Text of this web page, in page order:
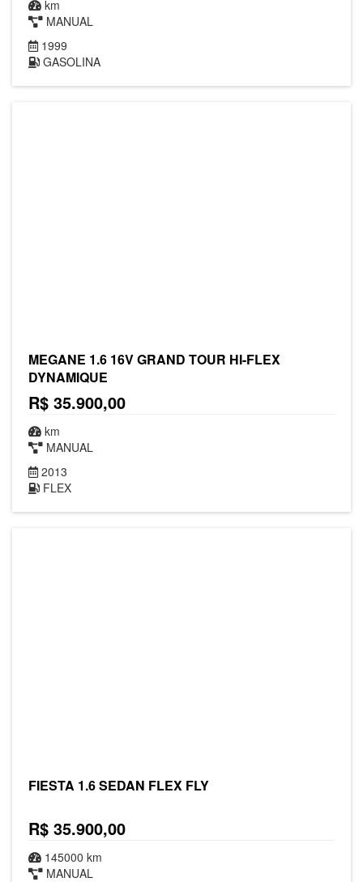
km
MANUAL
1999
GASOLINA
MEGANE 1.6 16V GRAND TOUR HI-FLEX
DYNAMIQUE
R$ 35.900,00
km
MANUAL
2013
FLEX
FIESTA 1.6 SEDAN FLEX FLY
R$ 35.900,00
145000 km
MANUAL